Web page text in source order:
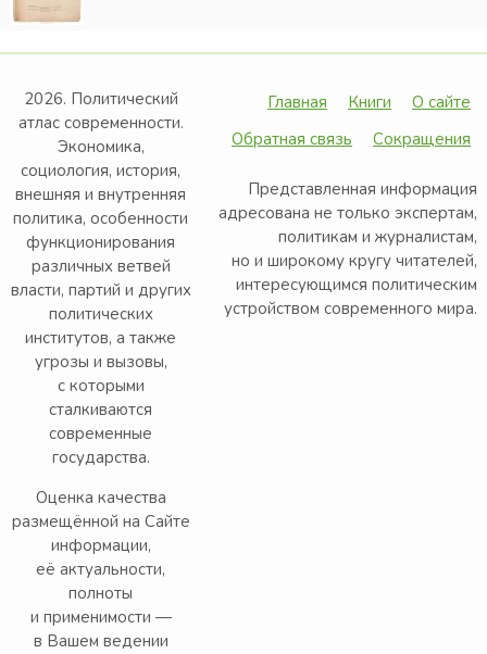
2026. Политический
атлас современности.
Экономика,
социология, история,
внешняя и внутренняя
политика, особенности
функционирования
различных ветвей
власти, партий и других
политических
институтов, а также
угрозы и вызовы,
с которыми
сталкиваются
современные
государства.
Оценка качества
размещённой на Сайте
информации,
её актуальности,
полноты
и применимости —
в Вашем ведении
Главная Книги
О сайте
Обратная связь
Сокращения
Представленная информация
адресована не только экспертам,
политикам и журналистам,
но и широкому кругу читателей,
интересующимся политическим
устройством современного мира.